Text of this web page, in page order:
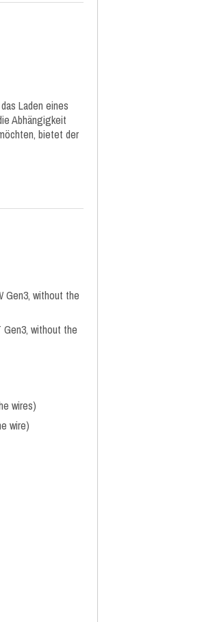
Laden eines
Abhängigkeit
bietet der
Gen3, without the
Gen3, without the
wires)
wire)